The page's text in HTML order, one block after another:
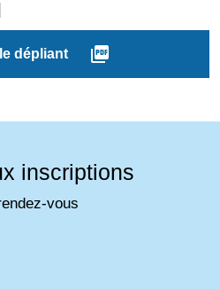
dépliant picture_as_pdf
inscriptions
vous